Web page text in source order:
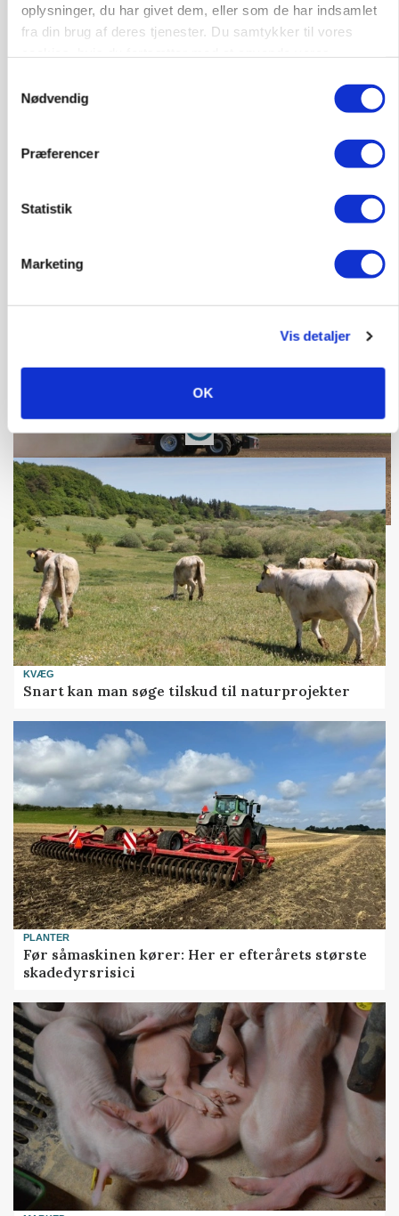
oplysninger, du har givet dem, eller som de har indsamlet
fra din brug af deres tjenester. Du samtykker til vores
Nødvendig
Præferencer
Statistik
Marketing
Vis detaljer
OK
»Nu stopper I«: Landbrugsdebattør og
Folketinget behandler ny gødskningslov: Sådan
Annonce
Loading...
KVÆG
Snart kan man søge tilskud til naturprojekter
PLANTER
Før såmaskinen kører: Her er efterårets største
skadedyrsrisici